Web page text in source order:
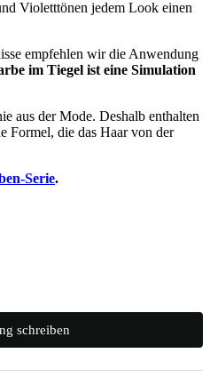
Violetttönen jedem Look einen
empfehlen wir die Anwendung
im Tiegel ist eine Simulation
aus der Mode. Deshalb enthalten
Formel, die das Haar von der
Serie.
schreiben